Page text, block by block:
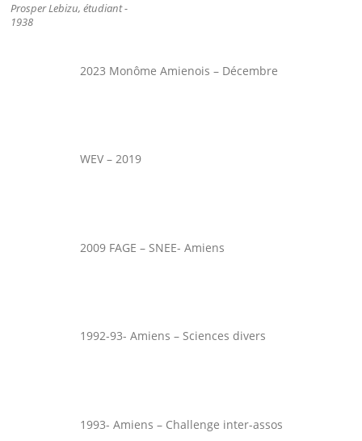
Prosper Lebizu, étudiant -
1938
2023 Monôme Amienois – Décembre
WEV – 2019
2009 FAGE – SNEE- Amiens
1992-93- Amiens – Sciences divers
1993- Amiens – Challenge inter-assos